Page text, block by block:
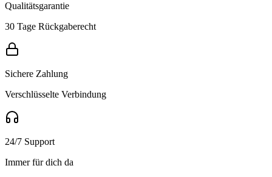
Qualitätsgarantie
30 Tage Rückgaberecht
Sichere Zahlung
Verschlüsselte Verbindung
24/7 Support
Immer für dich da